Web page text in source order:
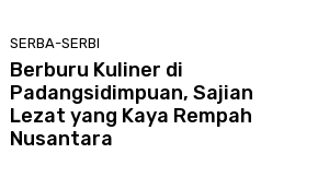
SERBA-SERBI
Berburu Kuliner di
Padangsidimpuan, Sajian
Lezat yang Kaya Rempah
Nusantara